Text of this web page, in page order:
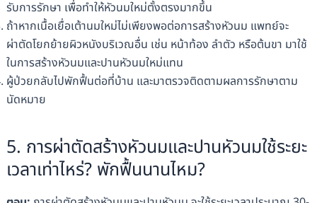
รับการรักษา เพื่อทำให้หัวนมใหม่ตั้งตรงมากขึ้น
ถ้าหากเนื้อเยื่อเต้านมใหม่ไม่เพียงพอต่อการสร้างหัวนม แพทย์จะ
ผ่าตัดโยกย้ายผิวหนังบริเวณอื่น เช่น หน้าท้อง ลำตัว หรือต้นขา มาใช้
ในการสร้างหัวนมและปานหัวนมใหม่แทน
ผู้ป่วยกลับไปพักฟื้นต่อที่บ้าน และมาตรวจติดตามผลการรักษาตาม
นัดหมาย
5. การผ่าตัดสร้างหัวนมและปานหัวนมใช้ระยะ
เวลาเท่าไหร่? พักฟื้นนานไหม?